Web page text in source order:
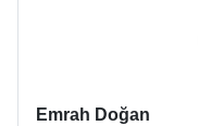
Emrah Doğan